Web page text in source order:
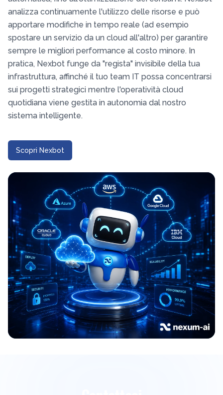
analizza continuamente l'utilizzo delle risorse e può
apportare modifiche in tempo reale (ad esempio
spostare un servizio da un cloud all'altro) per garantire
sempre le migliori performance al costo minore. In
pratica, Nexbot funge da "regista" invisibile della tua
infrastruttura, affinché il tuo team IT possa concentrarsi
sui progetti strategici mentre l'operatività cloud
quotidiana viene gestita in autonomia dal nostro
sistema intelligente.
Scopri Nexbot